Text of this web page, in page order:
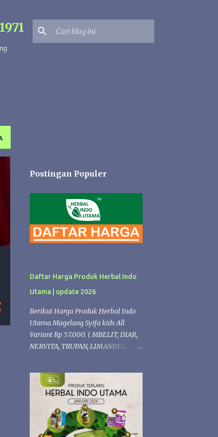
Postingan Populer
Daftar Harga Produk Herbal Indo
Utama | update 2026
Berikut Harga Produk Herbal Indo
Utama Magelang Syifa kids All
Variant Rp 57.000. ( MBELIT, DIAR,
NERVITA, TRUPAN, LIMANDEL,
VITANGIN, FLUBA). kECUALI Syifaa
kids Propolis Rp 68.000 Produk
Herbal formulasi Diacarehiu | Rp.
74.000 (Herbal untuk Diabetes )
Gastrohiu | Rp. 68.000 (Herbal